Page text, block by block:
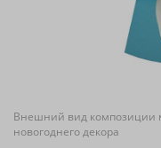
Внешний вид композиции
новогоднего декора